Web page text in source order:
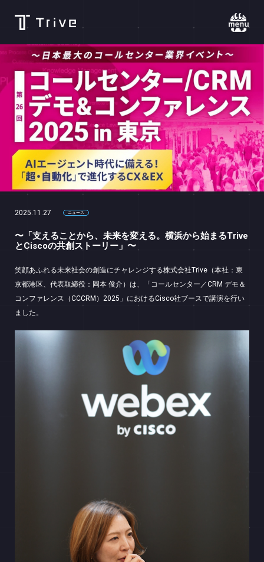
CAPABILITIES
WORK
RECRUIT
CONTACT
PRIVACY
2025.11.27 ニュース
〜「支えることから、未来を変える。横浜から始まるTrive
とCiscoの共創ストーリー」〜
笑顔あふれる未来社会の創造にチャレンジする株式会社Trive（本社：東
京都港区、代表取締役：岡本 俊介）は、「コールセンター／CRM デモ＆
コンファレンス（CCCRM）2025」におけるCisco社ブースで講演を行い
ました。